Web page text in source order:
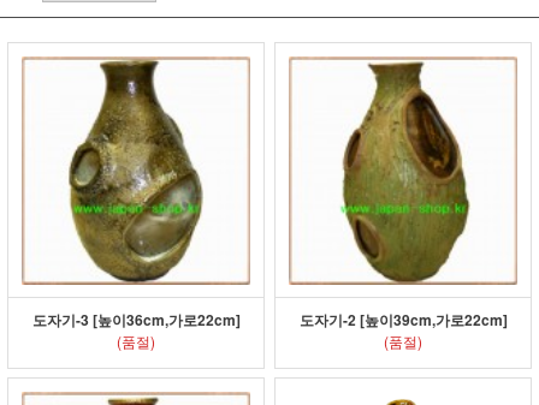
도자기-3 [높이36cm,가로22cm]
(품절)
도자기-2 [높이39cm,가로22cm]
(품절)